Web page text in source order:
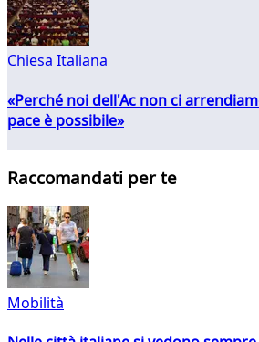
Chiesa Italiana
«Perché noi dell'Ac non ci
pace è possibile»
Raccomandati per te
Mobilità